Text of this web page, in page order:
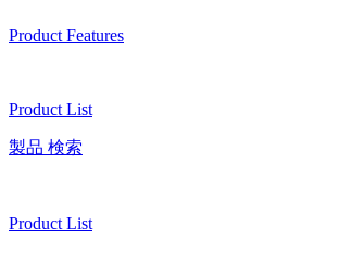
Product Features
Product List
製品 検索
Product List